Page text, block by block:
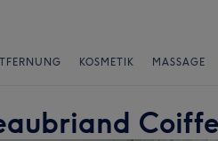
KOSMETIK MASSAGE